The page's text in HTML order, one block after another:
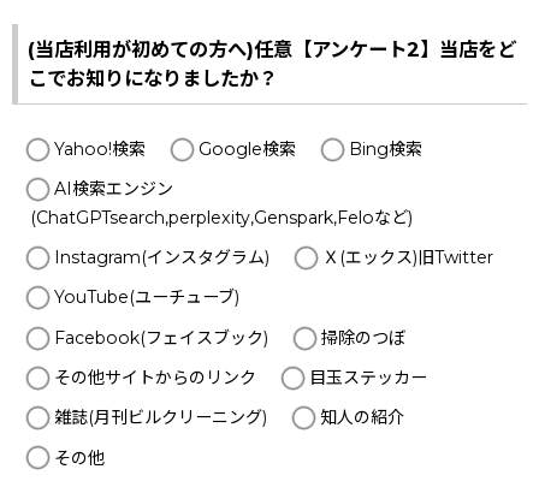
(当店利用が初めての方へ)任意【アンケート2】当店をど
こでお知りになりましたか？
Yahoo!検索 Google検索
Bing検索
AI検索エンジン
(ChatGPTsearch,perplexity,Genspark,Feloなど)
Instagram(インスタグラム)
Ｘ(エックス)旧Twitter
YouTube(ユーチューブ)
Facebook(フェイスブック)
掃除のつぼ
その他サイトからのリンク
目玉ステッカー
雑誌(月刊ビルクリーニング)
知人の紹介
その他